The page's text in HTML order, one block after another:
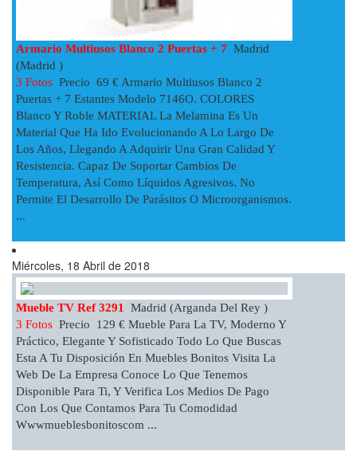
Armario Multiusos Blanco 2 Puertas + 7 Madrid
(Madrid )
3 Fotos Precio 69 € Armario Multiusos Blanco 2
Puertas + 7 Estantes Modelo 7146O. COLORES
Blanco Y Roble MATERIAL La Melamina Es Un
Material Que Ha Ido Evolucionando A Lo Largo De
Los Años, Llegando A Adquirir Una Gran Calidad Y
Resistencia. Capaz De Soportar Cambios De
Temperatura, Así Como Líquidos Agresivos. No
Permite El Desarrollo De Parásitos O Microorganismos.
...
Miércoles, 18 Abril de 2018
Mueble TV Ref 3291 Madrid (Arganda Del Rey )
3 Fotos Precio 129 € Mueble Para La TV, Moderno Y
Práctico, Elegante Y Sofisticado Todo Lo Que Buscas
Esta A Tu Disposición En Muebles Bonitos Visita La
Web De La Empresa Conoce Lo Que Tenemos
Disponible Para Ti, Y Verifica Los Medios De Pago
Con Los Que Contamos Para Tu Comodidad
Wwwmueblesbonitoscom ...